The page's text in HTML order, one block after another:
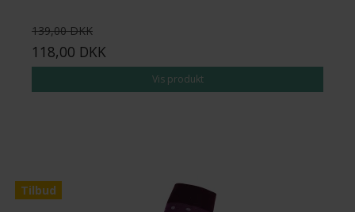
139,00 DKK
118,00 DKK
Vis produkt
Tilbud